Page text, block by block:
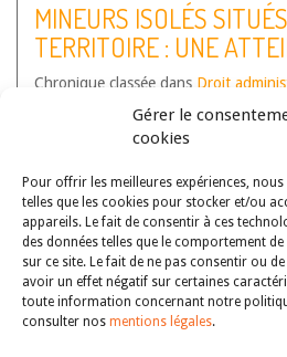
Gérer le
cookies
Pour offrir les meilleures expériences,
telles que les cookies pour stocker et/ou
appareils. Le fait de consentir à ces
des données telles que le comportement
sur ce site. Le fait de ne pas consentir ou
avoir un effet négatif sur certaines
toute information concernant notre
consulter nos mentions légales.
MINEURS ISOLÉS
TERRITOIRE : UNE
DE SOLLICITER L’ASILE
Chronique classée dans Droit
Delphine Burriez
l’enfance est
controversé,
du droit
solliciter
la suite